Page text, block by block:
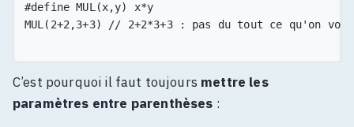
#define MUL(x,y) x*y
MUL(2+2,3+3) // 2+2*3+3 : pas du tout ce qu'on
C’est pourquoi il faut toujours mettre les
paramètres entre parenthèses :